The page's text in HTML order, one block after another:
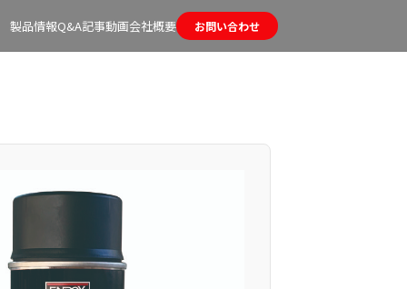
製品情報Q&A記事動画会社概要 お問い合わせ